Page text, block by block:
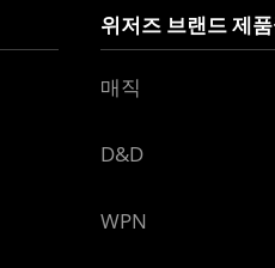
위저즈 브랜드 제
매직
D&D
WPN